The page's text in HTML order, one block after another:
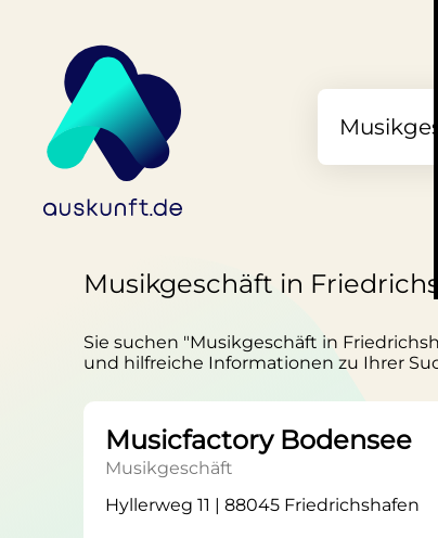
Musikgeschäft in
Sie suchen "Musikgeschäft in
und hilfreiche Informationen zu Ihrer
Musicfactory Bodensee
Musikgeschäft
Hyllerweg 11 | 88045 Friedrichshafen